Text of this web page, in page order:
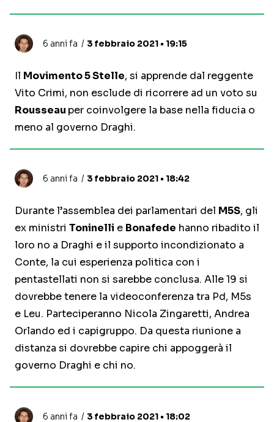
6 anni fa 3 febbraio 2021 • 19:15
Il Movimento 5 Stelle, si apprende dal reggente
Vito Crimi, non esclude di ricorrere ad un voto su
Rousseau per coinvolgere la base nella fiducia o
meno al governo Draghi.
6 anni fa 3 febbraio 2021 • 18:42
Durante l’assemblea dei parlamentari del M5S, gli
ex ministri Toninelli e Bonafede hanno ribadito il
loro no a Draghi e il supporto incondizionato a
Conte, la cui esperienza politica con i
pentastellati non si sarebbe conclusa. Alle 19 si
dovrebbe tenere la videoconferenza tra Pd, M5s
e Leu. Parteciperanno Nicola Zingaretti, Andrea
Orlando ed i capigruppo. Da questa riunione a
distanza si dovrebbe capire chi appoggerà il
governo Draghi e chi no.
6 anni fa 3 febbraio 2021 • 18:02